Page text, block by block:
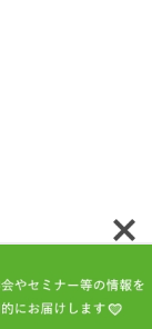
Reserved.